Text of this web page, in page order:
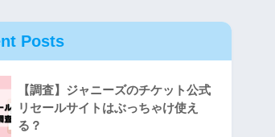
Posts
【調査】ジャニーズのチケット公式
リセールサイトはぶっちゃけ使え
る？